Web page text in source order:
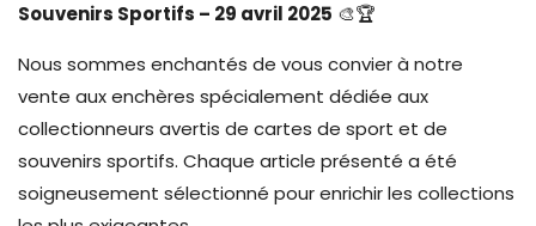
Souvenirs Sportifs – 29 avril 2025 🎨🏆
Nous sommes enchantés de vous convier à notre
vente aux enchères spécialement dédiée aux
collectionneurs avertis de cartes de sport et de
souvenirs sportifs. Chaque article présenté a été
soigneusement sélectionné pour enrichir les collections